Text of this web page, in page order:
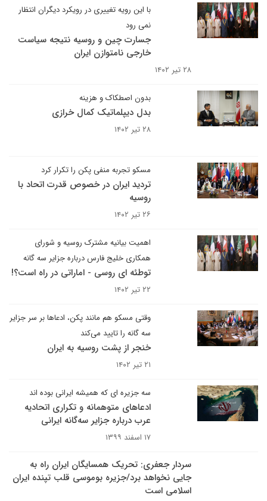
با این رویه تغییری در رویکرد دیگران انتظار
نمی رود
جسارت چین و روسیه نتیجه سیاست
خارجی نامتوازن ایران
۲۸ تیر ۱۴۰۲
بدون اصطکاک و هزینه
بدل دیپلماتیک کمال خرازی
۲۸ تیر ۱۴۰۲
مسکو تجربه منفی پکن را تکرار کرد
تردید ایران در خصوص قدرت اتحاد با
روسیه
۲۶ تیر ۱۴۰۲
اهمیت بیانیه مشترک روسیه و شورای
همکاری خلیج فارس درباره جزایر سه گانه
توطئه ای روسی - اماراتی در راه است؟!
۲۲ تیر ۱۴۰۲
وقتی مسکو هم مانند پکن، ادعاها بر سر جزایر
سه گانه را تایید می‌کند
خنجر از پشت روسیه به ایران
۲۱ تیر ۱۴۰۲
سه جزیره ای که همیشه ایرانی بوده اند
ادعاهای متوهمانه و تکراری اتحادیه
عرب درباره جزایر سه‌گانه ایرانی
۱۷ اسفند ۱۳۹۹
سردار جعفری: تحریک همسایگان ایران راه به
جایی نخواهد برد/جزیره بوموسی قلب تپنده ایران
اسلامی است